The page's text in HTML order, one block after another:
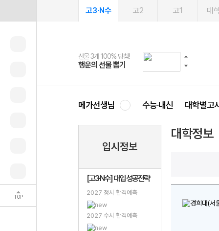
TOP
고3·N수 고2 고1 대
선물 3개 100% 당첨!
행운의 선물 뽑기
선물 100% 증정!
메가스터디 X 올리브
여름방학 스터디 캐시백
메가런 썸머스쿨
2027 러셀 단과
강사 공개선발
스마트러닝앱
설문 EVENT
메가패스
3일 무료 체험권
메가패스 수강생 무료혜택!
메가클럽 멤버십
사회공헌 캠페인
희망이룸 메가나눔
메가선생님 수능·내신 대학별고
입시정보
[고3·N수] 대입 성공전략
2027 정시 합격예측
2027 수시 합격예측
대학정보